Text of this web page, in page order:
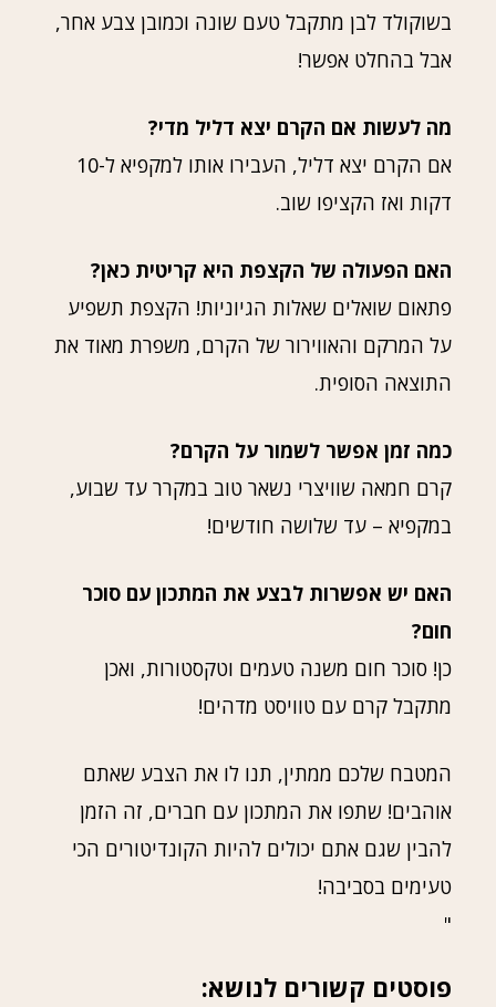
בשוקולד לבן מתקבל טעם שונה וכמובן צבע אחר,
אבל בהחלט אפשר!
מה לעשות אם הקרם יצא דליל מדי?
אם הקרם יצא דליל, העבירו אותו למקפיא ל-10
דקות ואז הקציפו שוב.
האם הפעולה של הקצפת היא קריטית כאן?
פתאום שואלים שאלות הגיוניות! הקצפת תשפיע
על המרקם והאווירור של הקרם, משפרת מאוד את
התוצאה הסופית.
כמה זמן אפשר לשמור על הקרם?
קרם חמאה שוויצרי נשאר טוב במקרר עד שבוע,
במקפיא – עד שלושה חודשים!
האם יש אפשרות לבצע את המתכון עם סוכר
חום?
כן! סוכר חום משנה טעמים וטקסטורות, ואכן
מתקבל קרם עם טוויסט מדהים!
המטבח שלכם ממתין, תנו לו את הצבע שאתם
אוהבים! שתפו את המתכון עם חברים, זה הזמן
להבין שגם אתם יכולים להיות הקונדיטורים הכי
טעימים בסביבה!
"
פוסטים קשורים לנושא: